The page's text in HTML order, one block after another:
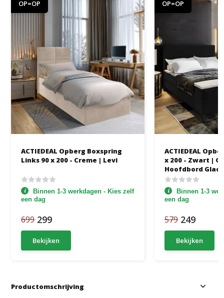
OP=OP
ACTIEDEAL Opberg Boxspring
Links 90 x 200 - Creme | Levi
Binnen 1-3 werkdagen - Kies zelf
een dag
699 299
Bekijken
OP=OP
ACTIEDEAL
x 200 - Zwart |
Hoofdbord Glad
Binnen 1-3
een dag
579 249
Bekijken
Productomschrijving